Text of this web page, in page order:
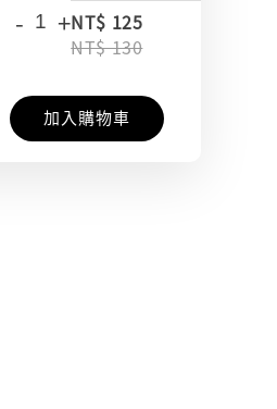
- +NT$ 125
NT$ 130
加入購物車